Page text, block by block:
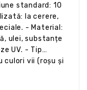
standard: 10
la cerere,
- Material:
ulei, substanțe
UV. - Tip
culori vii (roșu și